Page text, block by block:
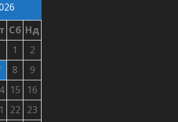
Сб Нд
1
2
8
9
15
16
22 23